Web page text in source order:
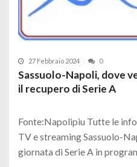
27 Febbraio 2024 0
Sassuolo-Napoli, dove
il recupero di Serie A
Fonte:Napolipiu Tutte le
TV e streaming Sassuolo-
giornata di Serie A in